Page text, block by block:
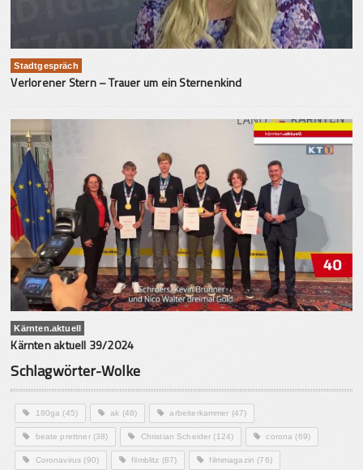
Stadtgespräch
Verlorener Stern – Trauer um ein Sternenkind
Kärnten.aktuell
Kärnten aktuell 39/2024
Schlagwörter-Wolke
180ga (45) ak (48) arbeiterkammer (47)
beate prettner(38) Christian Scheider (124) corona (69)
Coronavirus (90) filmblitz (87) filmmagazin (76)